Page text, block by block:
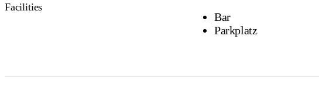
Facilities
Bar
Parkplatz